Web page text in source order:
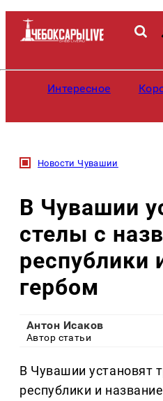
Интересное
Новости Чувашии
В Чувашии
стелы с
республики
гербом
Антон Исаков
Автор статьи
В Чувашии установят
республики и